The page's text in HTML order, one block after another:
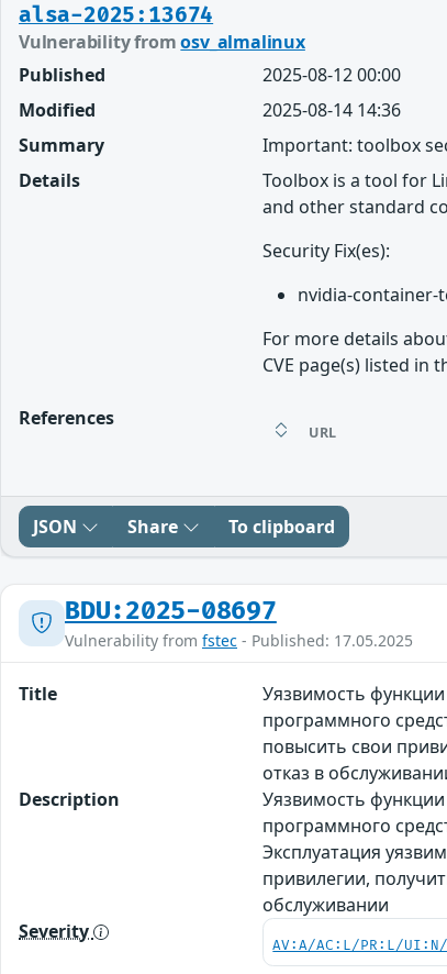
alsa-2025:13674
Vulnerability fromosv_almalinux
Published
2025-08-12 00:00
Modified
2025-08-14 14:36
Summary
Important: toolbox
Details
Toolbox is a tool for
and other standard
Security Fix(es):
nvidia-container-
For more details
CVE page(s) listed in
References
URL
JSON Share To clipboard
BDU:2025-08697
Vulnerability from fstec - Published: 17.05.2025
Title
Уязвимость
программного
повысить свои
отказ в
Description
Уязвимость
программного
Эксплуатация
привилегии,
обслуживании
Severity
AV:A/AC:L/PR:L/